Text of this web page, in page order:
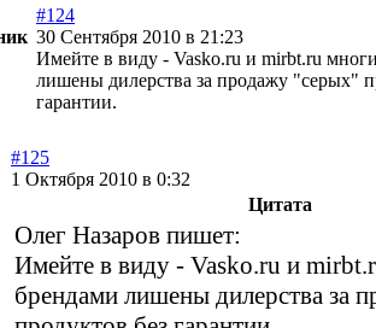
#124
30 Сентября 2010 в 21:23
Имейте в виду - Vasko.ru и mirbt.ru
лишены дилерства за продажу "серых"
гарантии.
#125
1 Октября 2010 в 0:32
Цитата
Олег Назаров пишет:
Имейте в виду - Vasko.ru и
брендами лишены дилерства за